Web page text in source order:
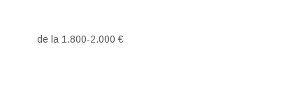
de la 1.800-2.000 €